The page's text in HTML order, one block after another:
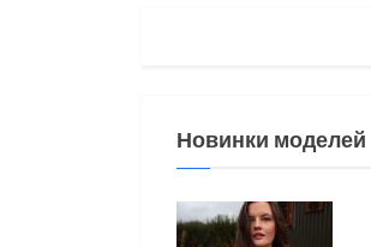
Новинки моделей